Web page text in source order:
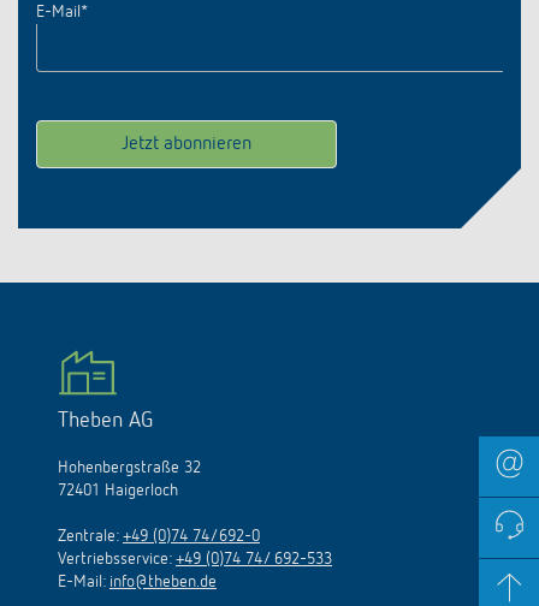
E-Mail *
Theben AG
Hohenbergstraße 32
72401 Haigerloch
Zentrale: +49 (0)74 74/692-0
Vertriebsservice: +49 (0)74 74/ 692-533
E-Mail: info@theben.de